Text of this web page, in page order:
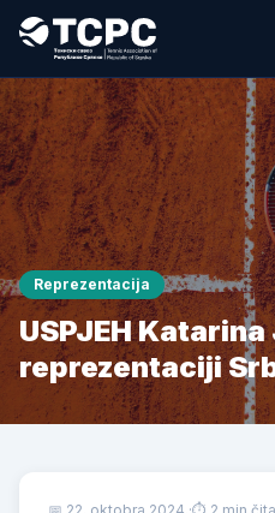
Reprezentacija
USPJEH
reprezentaciji